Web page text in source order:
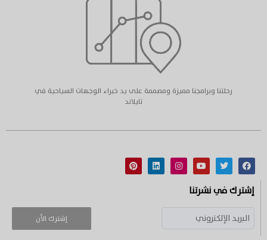
رحلتنا وبرامجنا مميزة ومصممة على يد خبراء الوجهات السياحية في
تايلاند
إشترك في نشرتنا
إشترك الأن